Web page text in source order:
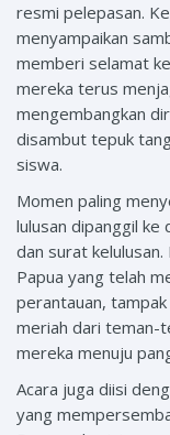
resmi pelepasan.
menyampaikan
memberi selamat
mereka terus
mengembangkan
disambut tepuk
siswa.
Momen paling
lulusan dipanggil ke
dan surat
Papua yang telah
perantauan,
meriah dari teman-
mereka menuju
Acara juga diisi
yang